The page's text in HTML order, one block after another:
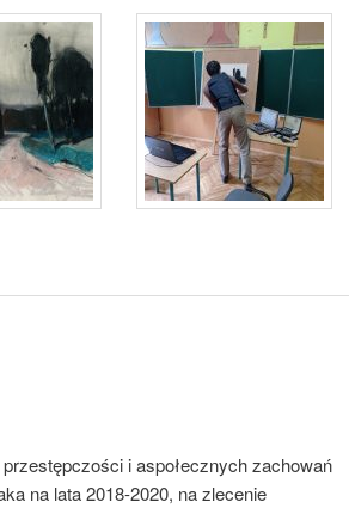
i aspołecznych zachowań
na lata 2018-2020, na zlecenie